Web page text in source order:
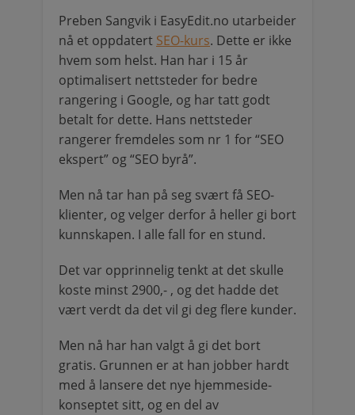
Preben Sangvik i EasyEdit.no utarbeider
nå et oppdatert SEO-kurs. Dette er ikke
hvem som helst. Han har i 15 år
optimalisert nettsteder for bedre
rangering i Google, og har tatt godt
betalt for dette. Hans nettsteder
rangerer fremdeles som nr 1 for “SEO
ekspert” og “SEO byrå”.
Men nå tar han på seg svært få SEO-
klienter, og velger derfor å heller gi bort
kunnskapen. I alle fall for en stund.
Det var opprinnelig tenkt at det skulle
koste minst 2900,- , og det hadde det
vært verdt da det vil gi deg flere kunder.
Men nå har han valgt å gi det bort
gratis. Grunnen er at han jobber hardt
med å lansere det nye hjemmeside-
konseptet sitt, og en del av